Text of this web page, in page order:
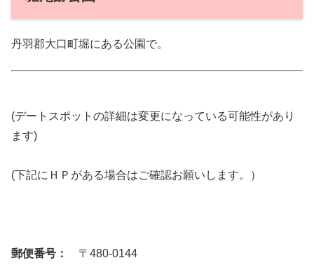
丹羽郡大口町堀にある公園で。
(デートスポットの詳細は変更になっている可能性があり
ます)
(下記にＨＰがある場合はご確認お願いします。）
郵便番号： 〒480-0144